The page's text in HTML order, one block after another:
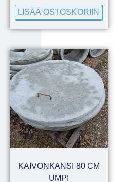
LISÄÄ OSTOSKORIIN
KAIVONKANSI 80 CM
UMPI